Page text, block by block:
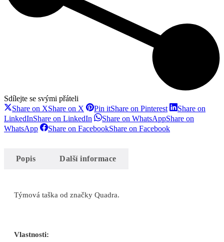
Sdílejte se svými přáteli
Share on XShare on X Pin itShare on Pinterest
Share on
LinkedInShare on LinkedIn Share on WhatsAppShare on
WhatsApp
Share on FacebookShare on Facebook
Popis Další informace
Týmová taška od značky Quadra.
Vlastnosti: